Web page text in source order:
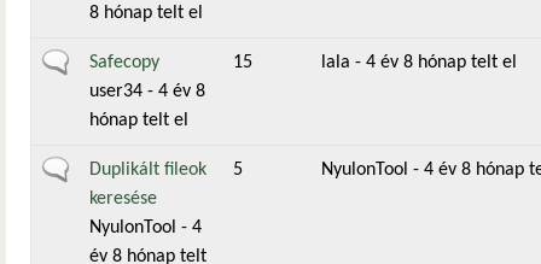
8 hónap telt el
Általános téma
Safecopy
user34 - 4 év 8
hónap telt el
15 lala - 4 év 8 hónap telt el
Általános téma
Duplikált fileok
keresése
NyulonTool - 4
év 8 hónap telt
5 NyulonTool - 4 év 8 hónap